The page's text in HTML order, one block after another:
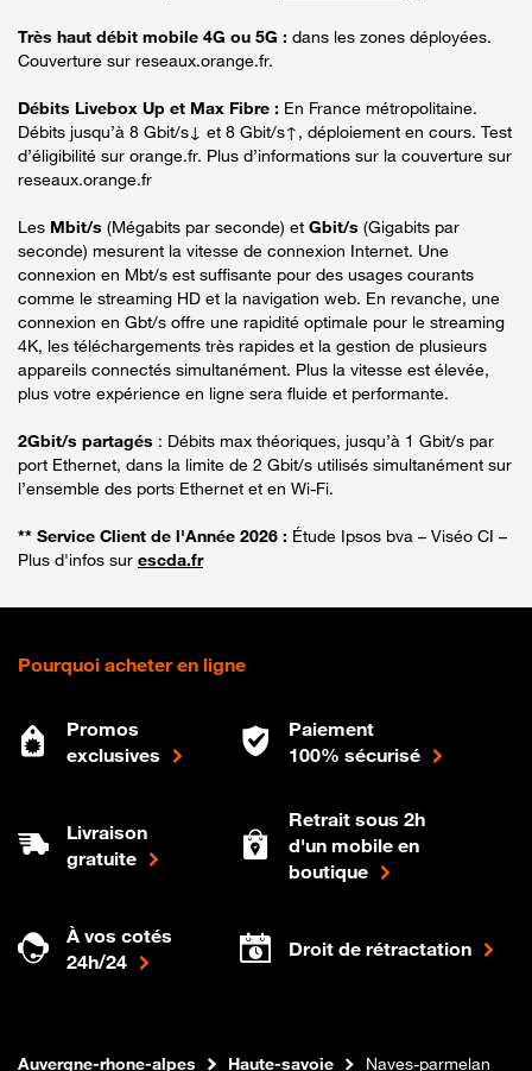
Très haut débit mobile 4G ou 5G : dans les zones déployées.
Couverture sur reseaux.orange.fr.
Débits Livebox Up et Max Fibre : En France métropolitaine.
Débits jusqu’à 8 Gbit/s↓ et 8 Gbit/s↑, déploiement en cours. Test
d’éligibilité sur orange.fr. Plus d’informations sur la couverture sur
reseaux.orange.fr
Les Mbit/s (Mégabits par seconde) et Gbit/s (Gigabits par
seconde) mesurent la vitesse de connexion Internet. Une
connexion en Mbt/s est suffisante pour des usages courants
comme le streaming HD et la navigation web. En revanche, une
connexion en Gbt/s offre une rapidité optimale pour le streaming
4K, les téléchargements très rapides et la gestion de plusieurs
appareils connectés simultanément. Plus la vitesse est élevée,
plus votre expérience en ligne sera fluide et performante.
2Gbit/s partagés : Débits max théoriques, jusqu’à 1 Gbit/s par
port Ethernet, dans la limite de 2 Gbit/s utilisés simultanément sur
l’ensemble des ports Ethernet et en Wi-Fi.
** Service Client de l'Année 2026 : Étude Ipsos bva – Viséo CI –
Plus d'infos sur escda.fr
Pourquoi acheter en ligne
Promos
exclusives
Paiement
100% sécurisé
Livraison
gratuite
Retrait sous 2h
d'un mobile en
boutique
À vos cotés
24h/24
Droit de rétractation
Boutique Orange
Internet fibre
Auvergne-rhone-alpes Haute-savoie Naves-parmelan